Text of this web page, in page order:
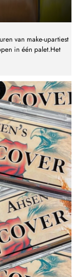
van make-upartiest
in één palet.Het